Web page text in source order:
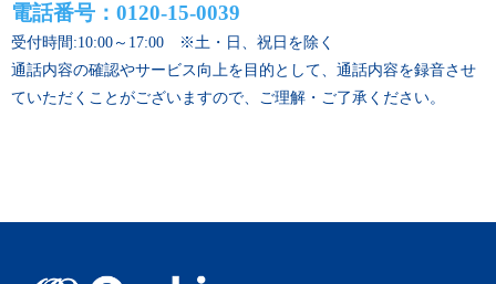
電話番号：0120-15-0039
受付時間:10:00～17:00 ※土・日、祝日を除く
通話内容の確認やサービス向上を目的として、通話内容を録音させ
ていただくことがございますので、ご理解・ご了承ください。